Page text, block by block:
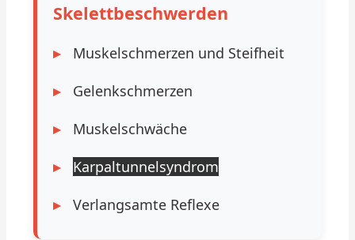
Skelettbeschwerden
Muskelschmerzen und Steifheit
Gelenkschmerzen
Muskelschwäche
Karpaltunnelsyndrom
Verlangsamte Reflexe